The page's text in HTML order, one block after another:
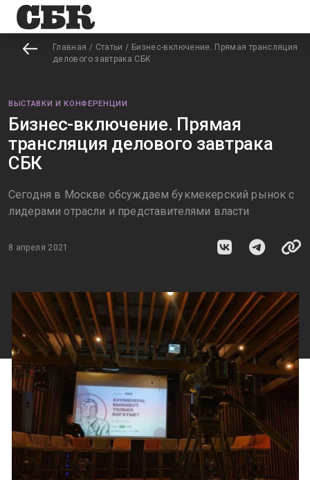
Главная / Статьи / Бизнес-включение. Прямая трансляция
делового завтрака СБК
ВЫСТАВКИ И КОНФЕРЕНЦИИ
Бизнес-включение. Прямая
трансляция делового завтрака
СБК
Сегодня в Москве обсуждаем букмекерский рынок с
лидерами отрасли и представителями власти
8 апреля 2021